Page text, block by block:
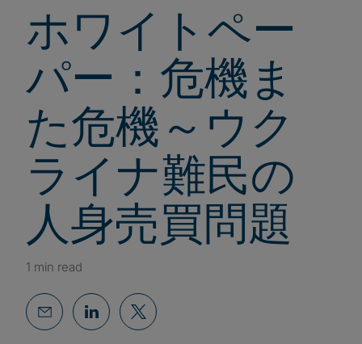
ホワイトペー
パー：危機ま
た危機～ウク
ライナ難民の
人身売買問題
1 min read